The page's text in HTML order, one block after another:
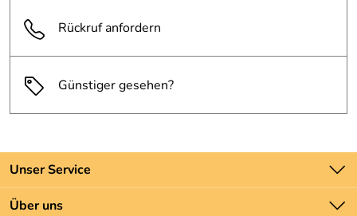
Rückruf anfordern
Günstiger gesehen?
Unser Service
Kontakt
Über uns